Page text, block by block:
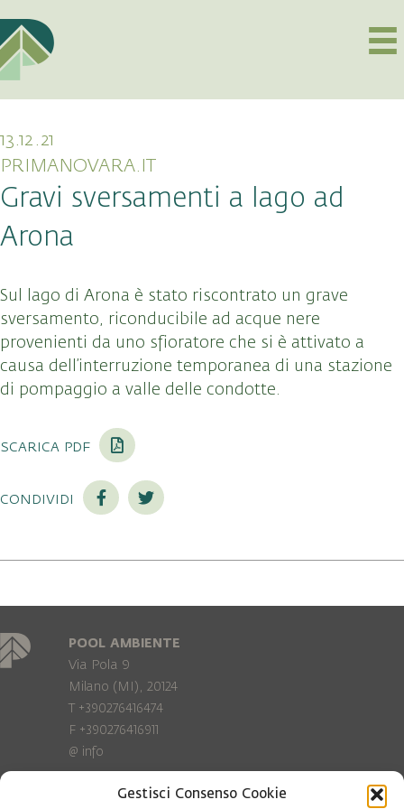
Gestisci Consenso Cookie
13.12.21
PRIMANOVARA.IT
Gravi sversamenti a lago ad
Arona
Sul lago di Arona è stato riscontrato un grave
sversamento, riconducibile ad acque nere
provenienti da uno sfioratore che si è attivato a
causa dell’interruzione temporanea di una stazione
di pompaggio a valle delle condotte.
scarica pdf
condividi
POOL AMBIENTE
Via Pola 9
Milano (MI), 20124
T +390276416474
F +390276416911
@ info
Privacy Policy